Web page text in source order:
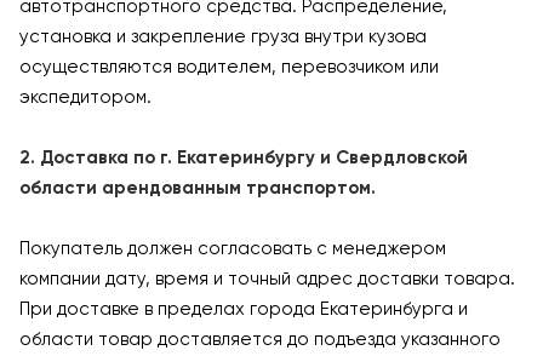
автотранспортного средства. Распределение,
установка и закрепление груза внутри кузова
осуществляются водителем, перевозчиком или
экспедитором.
2. Доставка по г. Екатеринбургу и Свердловской
области арендованным транспортом.
Покупатель должен согласовать с менеджером
компании дату, время и точный адрес доставки товара.
При доставке в пределах города Екатеринбурга и
области товар доставляется до подъезда указанного